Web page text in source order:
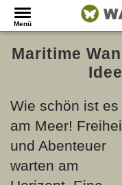
Menü
Maritime
Wie schön ist es
am Meer!
und Abenteuer
warten am